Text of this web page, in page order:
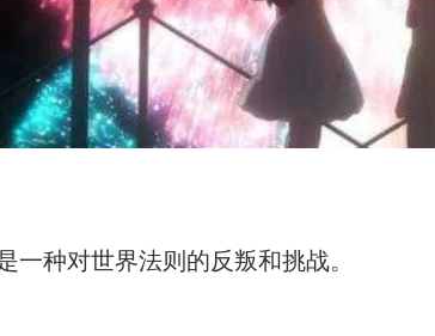
种对世界法则的反叛和挑战。